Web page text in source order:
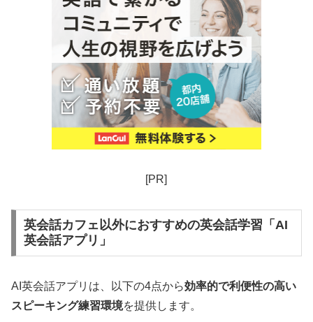
[PR]
英会話カフェ以外におすすめの英会話学習「AI
英会話アプリ」
AI英会話アプリは、以下の4点から効率的で利便性の高い
スピーキング練習環境を提供します。